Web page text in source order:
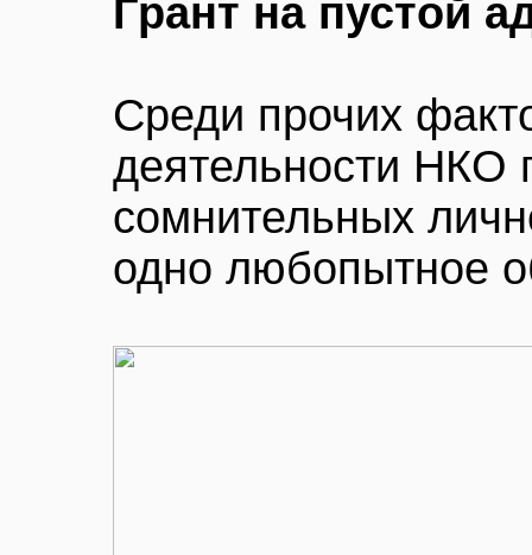
Грант на пустой
Среди прочих
деятельности НКО
сомнительных
одно любопытное